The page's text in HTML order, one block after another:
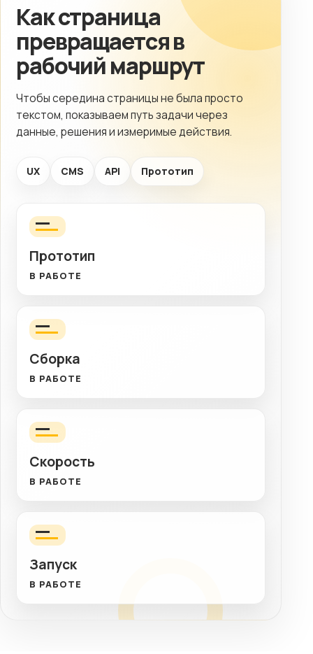
Как страница
превращается в
рабочий маршрут
Чтобы середина страницы не была просто
текстом, показываем путь задачи через
данные, решения и измеримые действия.
UX CMS API Прототип
Прототип
В РАБОТЕ
Сборка
В РАБОТЕ
Скорость
В РАБОТЕ
Запуск
В РАБОТЕ